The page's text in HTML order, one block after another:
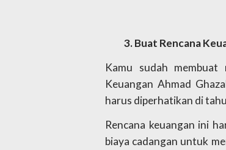
Buat Rencana
Kamu sudah
Keuangan Ahmad
harus diperhatikan di
Rencana keuangan ini
biaya cadangan untuk